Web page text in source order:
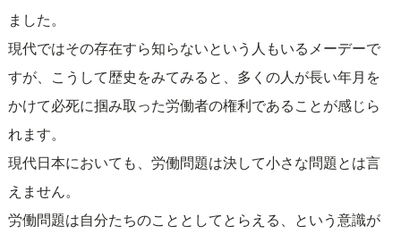
ました。
現代ではその存在すら知らないという人もいるメーデーで
すが、こうして歴史をみてみると、多くの人が長い年月を
かけて必死に掴み取った労働者の権利であることが感じら
れます。
現代日本においても、労働問題は決して小さな問題とは言
えません。
労働問題は自分たちのこととしてとらえる、という意識が